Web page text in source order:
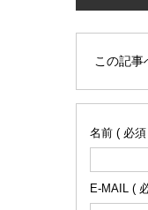
この記事
名前 ( 必
E-MAIL (